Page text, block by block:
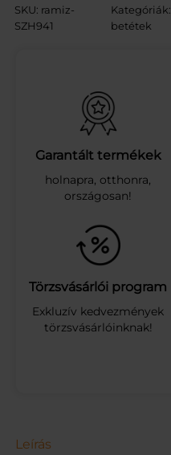
z
ű
r
ő
v
e
0
,
5
-
1
,
0
SKU: ramiz-
SZH941
Kategóriák:
betétek
Garantált termékek
holnapra, otthonra,
országosan!
Törzsvásárlói program
Exkluzív kedvezmények
törzsvásárlóinknak!
Leírás